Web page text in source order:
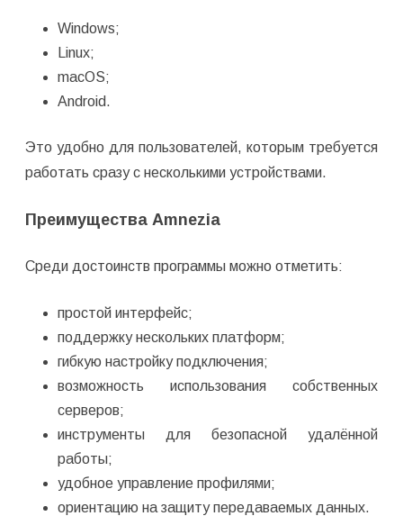
Windows;
Linux;
macOS;
Android.
Это удобно для пользователей, которым требуется
работать сразу с несколькими устройствами.
Преимущества Amnezia
Среди достоинств программы можно отметить:
простой интерфейс;
поддержку нескольких платформ;
гибкую настройку подключения;
возможность использования собственных
серверов;
инструменты для безопасной удалённой
работы;
удобное управление профилями;
ориентацию на защиту передаваемых данных.